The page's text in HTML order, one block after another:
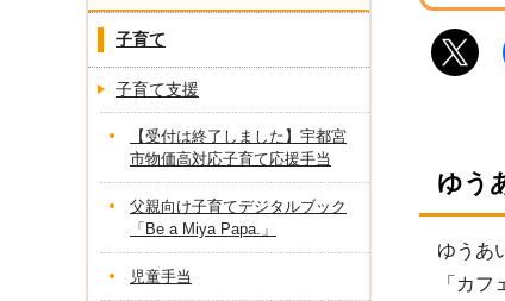
ゆう
ゆうあ
「カ
子育て
子育て支援
【受付は終了しました】宇都宮
市物価高対応子育て応援手当
父親向け子育てデジタルブック
「Be a Miya Papa.」
児童手当